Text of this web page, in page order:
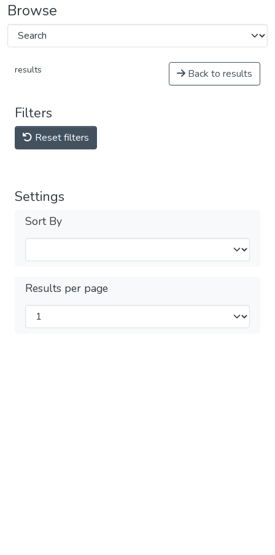
Browse
results Back to results
Filters
Reset filters
Settings
Sort By
Results per page